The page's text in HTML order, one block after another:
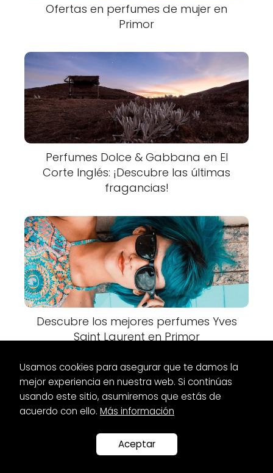
Ofertas en perfumes de mujer en
Primor
Perfumes Dolce & Gabbana en El
Corte Inglés: ¡Descubre las últimas
fragancias!
Descubre los mejores perfumes Yves
Saint Laurent en Primor
Relojes contadores de pasos: Mejora tu
Usamos cookies para asegurar que te damos la
mejor experiencia en nuestra web. Si continúas
usando este sitio, asumiremos que estás de
acuerdo con ello. Más información
Aceptar